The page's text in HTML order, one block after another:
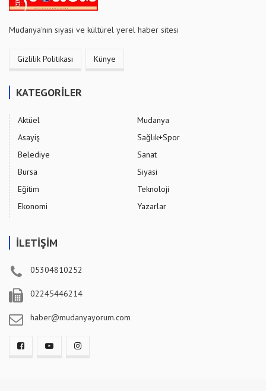
Mudanya'nın siyasi ve kültürel yerel haber sitesi
Gizlilik Politikası Künye
KATEGORİLER
Aktüel
Asayiş
Belediye
Bursa
Eğitim
Ekonomi
Mudanya
Sağlık+Spor
Sanat
Siyasi
Teknoloji
Yazarlar
İLETİŞİM
05304810252
02245446214
haber@mudanyayorum.com